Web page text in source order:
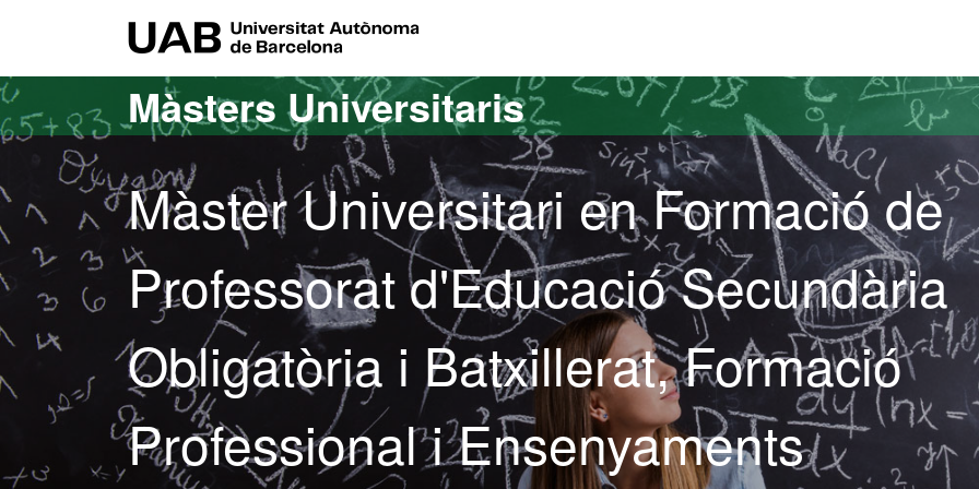
Màsters Universitaris
Màster Universitari en Formació de
Professorat d'Educació Secundària
Obligatòria i Batxillerat, Formació
Professional i Ensenyaments